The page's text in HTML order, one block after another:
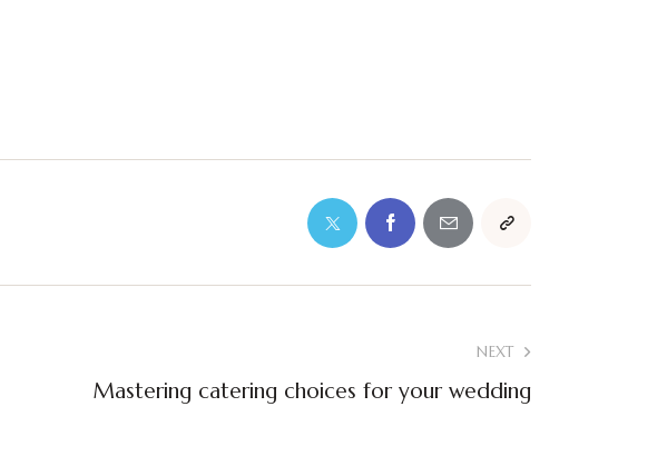
NEXT
Mastering catering choices for your wedding